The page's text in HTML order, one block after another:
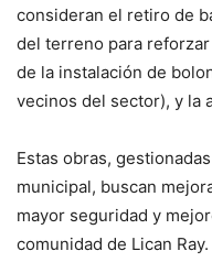
consideran el retiro de
del terreno para
de la instalación de
vecinos del sector), y la
Estas obras,
municipal, buscan
mayor seguridad y
comunidad de Lican Ray.